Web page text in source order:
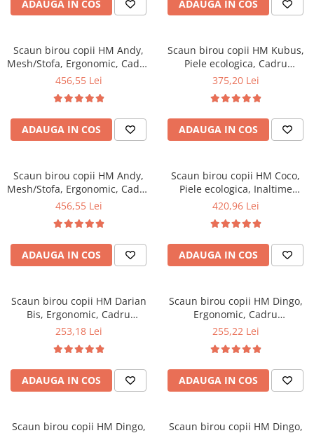
Saltele 180x200
Top saltele
Top saltele 5 cm
Top saltele memory 5 cm
Top saltele MemoHR 6.5 cm
Saltele cu plasa de arcuri
Saltele cu spuma
Etajere Birou
Birouri
Scaune pentru birou
Scaune pentru vizitatori
Scaune manager
Mobilier bucatarie
Mese bucatarie
Mobila bucatarie
Seturi mese si scaune bucatarie
Mobilier hol
Suporturi si rafturi pantofi
Portmantouri
Seturi mobilier hol
Stender haine
Suport pentru umerase
Cuiere
Mese gradinita
ADAUGA IN COS ADAUGA IN COS
Scaun birou copii HM Andy,
Mesh/Stofa, Ergonomic, Cadru
metalic, Inaltime ajustabila,
Roz
456,55 Lei
ADAUGA IN COS
Scaun birou copii HM Kubus,
Piele ecologica, Cadru
Polipropilena, Roti cauciucate,
Galben
375,20 Lei
ADAUGA IN COS
Scaun birou copii HM Andy,
Mesh/Stofa, Ergonomic, Cadru
Cromat, Inaltime ajustabila,
Verde
456,55 Lei
ADAUGA IN COS
Scaun birou copii HM Coco,
Piele ecologica, Inaltime
reglabila, Cadru Cromat, 80
420,96 Lei
ADAUGA IN COS
Scaun birou copii HM Darian
Bis, Ergonomic, Cadru
Polipropilena, Stofa, Inaltime
253,18 Lei
ADAUGA IN COS
Scaun birou copii HM Dingo,
Ergonomic, Cadru
Polipropilena, Mesh, Inaltime
cm, Violet
255,22 Lei
ADAUGA IN COS
Scaun birou copii HM Dingo,
Scaun birou copii HM Dingo,